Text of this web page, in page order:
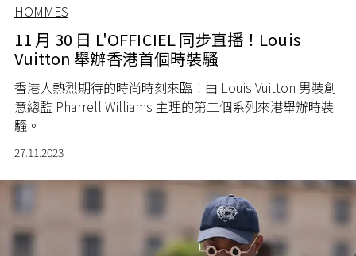
HOMMES
11 月 30 日 L'OFFICIEL 同步直播！Louis
Vuitton 舉辦香港首個時裝騷
香港人熱烈期待的時尚時刻來臨！由 Louis Vuitton 男裝創
意總監 Pharrell Williams 主理的第二個系列來港舉辦時裝
騷。
27.11.2023